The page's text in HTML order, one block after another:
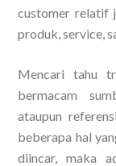
customer relatif
produk, service,
Mencari tahu
bermacam
ataupun
beberapa hal
diincar, maka